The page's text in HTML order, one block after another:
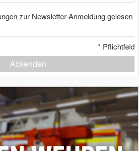
zur Newsletter-Anmeldung gelesen
* Pflichtfeld
Absenden